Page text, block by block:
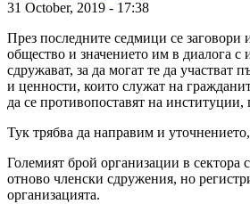
31 October, 2019 - 17:38
През последните седмици се заговори
общество и значението им в диалога с
сдружават, за да могат те да
и ценности, които служат на
да се противопоставят на
Тук трябва да направим и
Големият брой организации в сектора
отново членски сдружения, но
организацията.